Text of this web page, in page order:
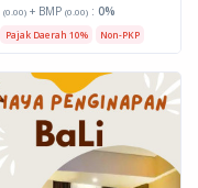
(0.00) + BMP (0.00) : 0%
Pajak Daerah 10% Non-PKP